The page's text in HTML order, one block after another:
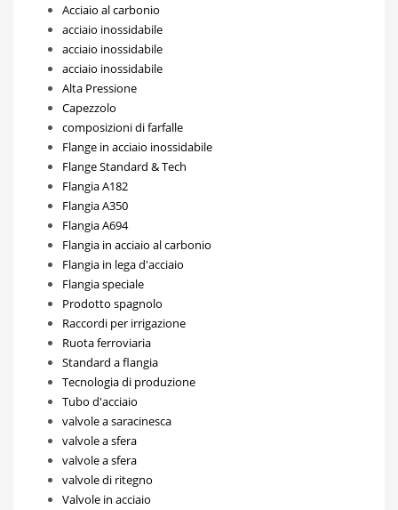
Acciaio al carbonio
acciaio inossidabile
acciaio inossidabile
acciaio inossidabile
Alta Pressione
Capezzolo
composizioni di farfalle
Flange in acciaio inossidabile
Flange Standard & Tech
Flangia A182
Flangia A350
Flangia A694
Flangia in acciaio al carbonio
Flangia in lega d'acciaio
Flangia speciale
Prodotto spagnolo
Raccordi per irrigazione
Ruota ferroviaria
Standard a flangia
Tecnologia di produzione
Tubo d'acciaio
valvole a saracinesca
valvole a sfera
valvole a sfera
valvole di ritegno
Valvole in acciaio